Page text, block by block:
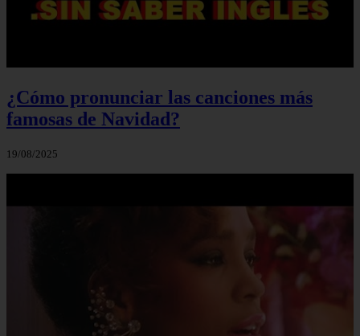
¿Cómo pronunciar las canciones más
famosas de Navidad?
19/08/2025